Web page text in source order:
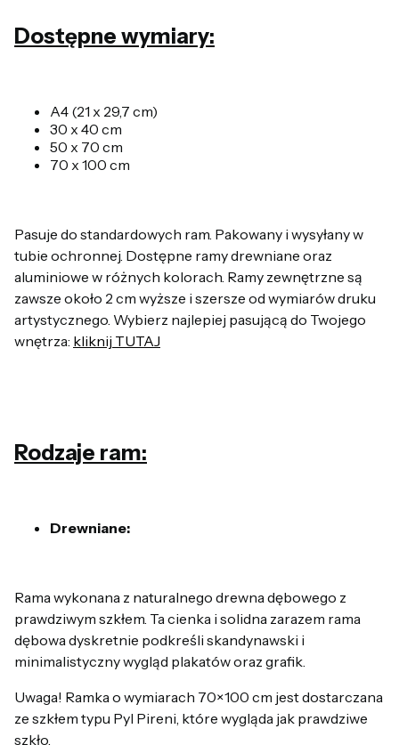
Dostępne wymiary:
A4 (21 x 29,7 cm)
30 x 40 cm
50 x 70 cm
70 x 100 cm
Pasuje do standardowych ram. Pakowany i wysyłany w
tubie ochronnej. Dostępne ramy drewniane oraz
aluminiowe w różnych kolorach. Ramy zewnętrzne są
zawsze około 2 cm wyższe i szersze od wymiarów druku
artystycznego. Wybierz najlepiej pasującą do Twojego
wnętrza: kliknij TUTAJ
Rodzaje ram:
Drewniane:
Rama wykonana z naturalnego drewna dębowego z
prawdziwym szkłem. Ta cienka i solidna zarazem rama
dębowa dyskretnie podkreśli skandynawski i
minimalistyczny wygląd plakatów oraz grafik.
Uwaga! Ramka o wymiarach 70×100 cm jest dostarczana
ze szkłem typu Pyl Pireni, które wygląda jak prawdziwe
szkło.